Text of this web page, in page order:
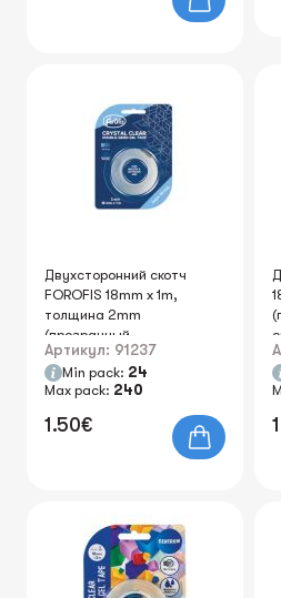
Двухсторонний скотч
FOROFIS 18mm x 1m,
толщина 2mm
(прозрачный,
суперпрочный)
Артикул: 91237
Min pack: 24
Max pack: 240
1.50€